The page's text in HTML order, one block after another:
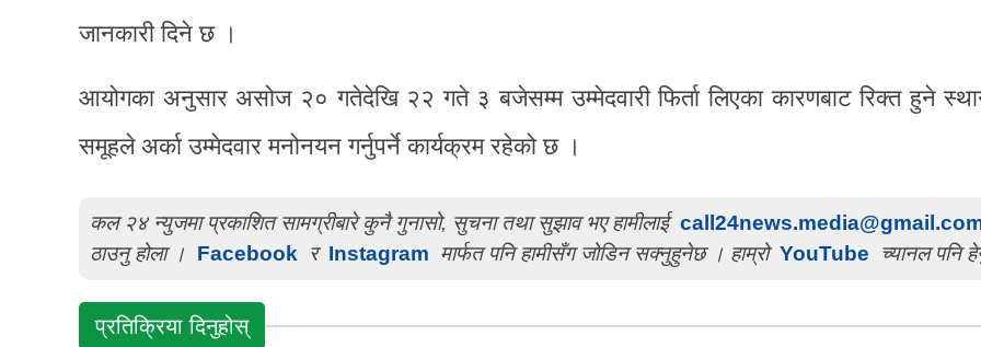
जानकारी दिने छ ।
आयोगका अनुसार असोज २० गतेदेखि २२ गते ३ बजेसम्म उम्मेदवारी फिर्ता लिएका कारणबाट रिक्त हुने
समूहले अर्का उम्मेदवार मनोनयन गर्नुपर्ने कार्यक्रम रहेको छ ।
कल २४ न्युजमा प्रकाशित सामग्रीबारे कुनै गुनासो, सुचना तथा सुझाव भए हामीलाई
ठाउनु होला ।
Facebook र Instagram मार्फत पनि हामीसँग जोडिन सक्नुहुनेछ । हाम्रो YouTube च्यानल पनि
प्रतिक्रिया दिनुहोस्